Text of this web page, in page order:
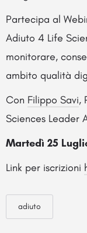
Partecipa al
Adiuto 4 Life
monitorare,
ambito qualità
Con Filippo Savi,
Sciences Leader
Martedì 25
Link per iscrizioni
adiuto